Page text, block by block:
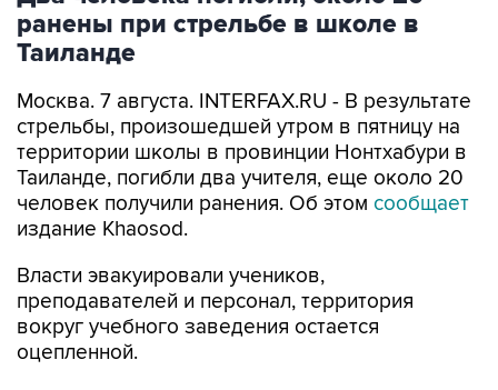
ранены при стрельбе в школе в
Таиланде
Москва. 7 августа. INTERFAX.RU - В результате
стрельбы, произошедшей утром в пятницу на
территории школы в провинции Нонтхабури в
Таиланде, погибли два учителя, еще около 20
человек получили ранения. Об этом сообщает
издание Khaosod.
Власти эвакуировали учеников,
преподавателей и персонал, территория
вокруг учебного заведения остается
оцепленной.